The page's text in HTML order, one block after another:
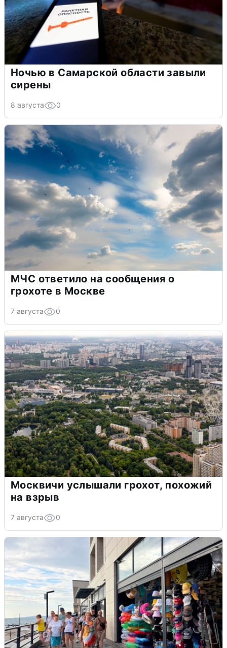
Ночью в Самарской области завыли
сирены
8 августа 0
МЧС ответило на сообщения о
грохоте в Москве
7 августа 0
Москвичи услышали грохот, похожий
на взрыв
7 августа 0